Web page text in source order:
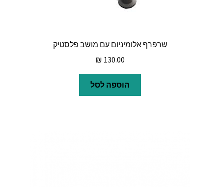
שרפרף אלומיניום עם מושב פלסטיק
₪ 130.00
הוספה לסל